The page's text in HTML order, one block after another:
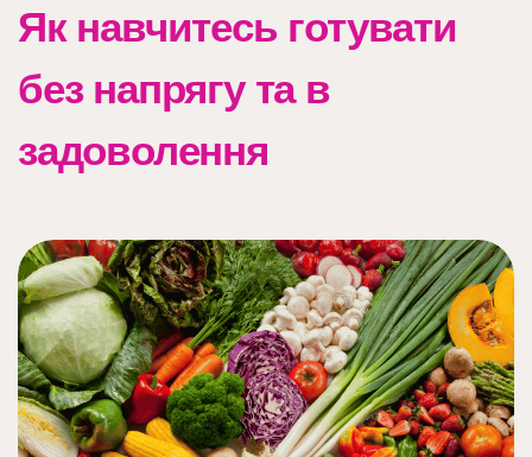
Як навчитесь готувати
без напрягу та в
задоволення